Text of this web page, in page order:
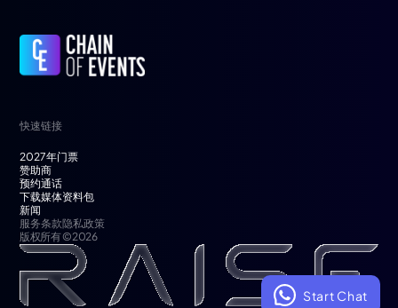
快速链接
2027年门票
赞助商
预约通话
下载媒体资料包
新闻
服务条款隐私政策
版权所有 © 2026
Start Chat